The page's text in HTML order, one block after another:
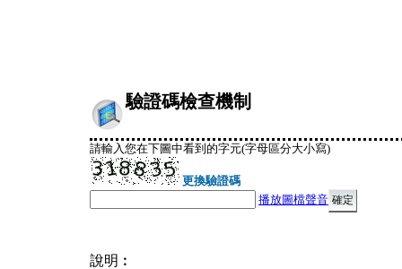
驗證碼檢查機制
請輸入您在下圖中看到的字元(字母區分大小寫)
更換驗證碼
播放圖檔聲音
說明︰